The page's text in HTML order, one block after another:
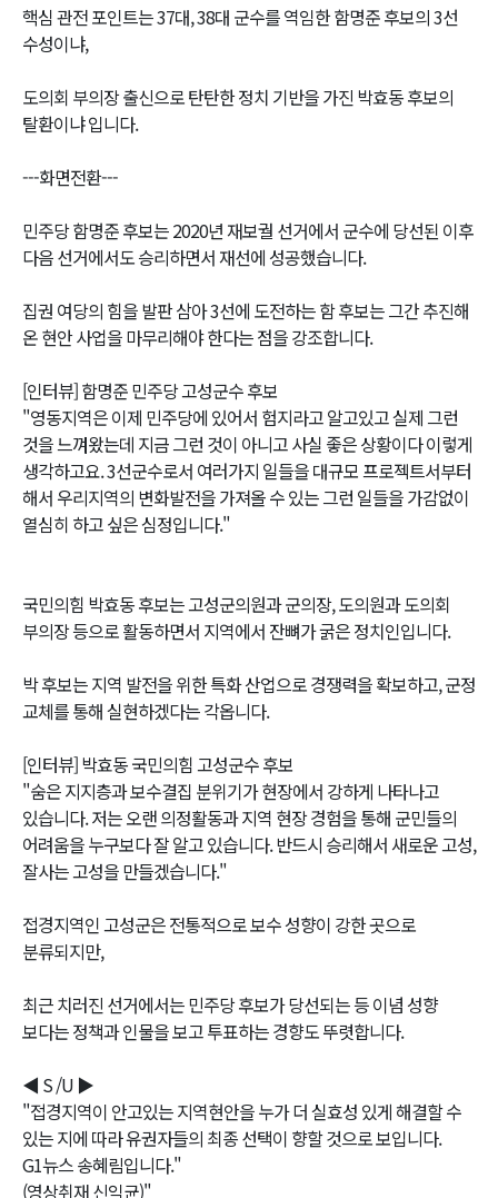
핵심 관전 포인트는 37대, 38대 군수를 역임한 함명준 후보의 3선
수성이냐,
도의회 부의장 출신으로 탄탄한 정치 기반을 가진 박효동 후보의
탈환이냐 입니다.
---화면전환---
민주당 함명준 후보는 2020년 재보궐 선거에서 군수에 당선된 이후
다음 선거에서도 승리하면서 재선에 성공했습니다.
집권 여당의 힘을 발판 삼아 3선에 도전하는 함 후보는 그간 추진해
온 현안 사업을 마무리해야 한다는 점을 강조합니다.
[인터뷰] 함명준 민주당 고성군수 후보
"영동지역은 이제 민주당에 있어서 험지라고 알고있고 실제 그런
것을 느껴왔는데 지금 그런 것이 아니고 사실 좋은 상황이다 이렇게
생각하고요. 3선군수로서 여러가지 일들을 대규모 프로젝트서부터
해서 우리지역의 변화발전을 가져올 수 있는 그런 일들을 가감없이
열심히 하고 싶은 심정입니다."
국민의힘 박효동 후보는 고성군의원과 군의장, 도의원과 도의회
부의장 등으로 활동하면서 지역에서 잔뼈가 굵은 정치인입니다.
박 후보는 지역 발전을 위한 특화 산업으로 경쟁력을 확보하고, 군정
교체를 통해 실현하겠다는 각옵니다.
[인터뷰] 박효동 국민의힘 고성군수 후보
"숨은 지지층과 보수결집 분위기가 현장에서 강하게 나타나고
있습니다. 저는 오랜 의정활동과 지역 현장 경험을 통해 군민들의
어려움을 누구보다 잘 알고 있습니다. 반드시 승리해서 새로운 고성,
잘사는 고성을 만들겠습니다."
접경지역인 고성군은 전통적으로 보수 성향이 강한 곳으로
분류되지만,
최근 치러진 선거에서는 민주당 후보가 당선되는 등 이념 성향
보다는 정책과 인물을 보고 투표하는 경향도 뚜렷합니다.
◀ S /U ▶
"접경지역이 안고있는 지역현안을 누가 더 실효성 있게 해결할 수
있는 지에 따라 유권자들의 최종 선택이 향할 것으로 보입니다.
G1뉴스 송혜림입니다."
(영상취재 신익균)"